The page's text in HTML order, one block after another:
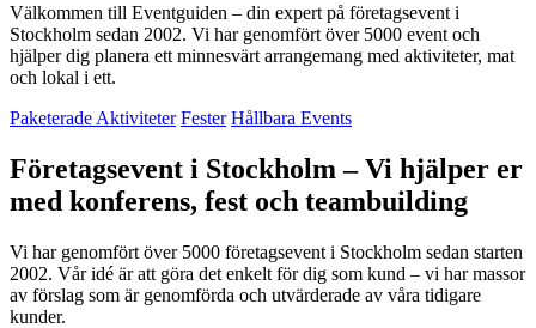
Välkommen till Eventguiden – din expert på företagsevent i
Stockholm sedan 2002. Vi har genomfört över 5000 event och
hjälper dig planera ett minnesvärt arrangemang med aktiviteter, mat
och lokal i ett.
Paketerade Aktiviteter Fester Hållbara Events
Företagsevent i Stockholm – Vi hjälper er
med konferens, fest och teambuilding
Vi har genomfört över 5000 företagsevent i Stockholm sedan starten
2002. Vår idé är att göra det enkelt för dig som kund – vi har massor
av förslag som är genomförda och utvärderade av våra tidigare
kunder.